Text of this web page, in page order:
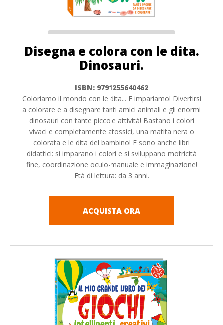
Disegna e colora con le dita.
Dinosauri.
ISBN: 9791255640462
Coloriamo il mondo con le dita... E impariamo! Divertirsi
a colorare e a disegnare tanti amici animali e gli enormi
dinosauri con tante piccole attività! Bastano i colori
vivaci e completamente atossici, una matita nera o
colorata e le dita del bambino! E sono anche libri
didattici: si imparano i colori e si sviluppano motricità
fine, coordinazione oculo-manuale e immaginazione!
Età di lettura: da 3 anni.
ACQUISTA ORA